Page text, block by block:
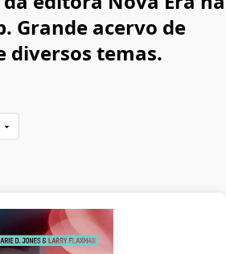
Grande acervo de
diversos temas.